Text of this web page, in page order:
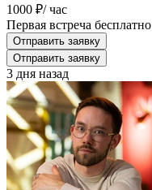
1000 ₽/ час
Первая встреча бесплатно
Отправить заявку
Отправить заявку
3 дня назад